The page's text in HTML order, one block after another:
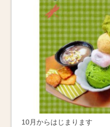
10月からはじまります